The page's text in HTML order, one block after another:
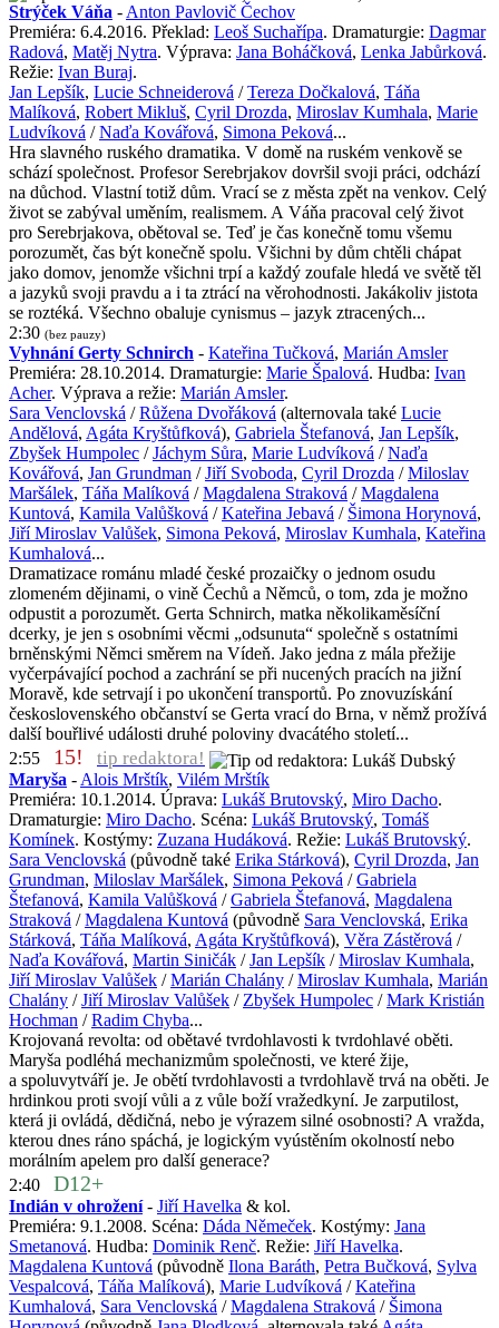
Strýček Váňa - Anton Pavlovič Čechov
Premiéra: 6.4.2016. Překlad: Leoš Suchařípa. Dramaturgie: Dagmar
Radová, Matěj Nytra. Výprava: Jana Boháčková, Lenka Jabůrková.
Režie: Ivan Buraj.
Jan Lepšík, Lucie Schneiderová /Tereza Dočkalová, Táňa
Malíková, Robert Mikluš, Cyril Drozda, Miroslav Kumhala, Marie
Ludvíková /Naďa Kovářová, Simona Peková...
Hra slavného ruského dramatika. V domě na ruském venkově se
schází společnost. Profesor Serebrjakov dovršil svoji práci, odchází
na důchod. Vlastní totiž dům. Vrací se z města zpět na venkov. Celý
život se zabýval uměním, realismem. A Váňa pracoval celý život
pro Serebrjakova, obětoval se. Teď je čas konečně tomu všemu
porozumět, čas být konečně spolu. Všichni by dům chtěli chápat
jako domov, jenomže všichni trpí a každý zoufale hledá ve světě těl
a jazyků svoji pravdu a i ta ztrácí na věrohodnosti. Jakákoliv jistota
se roztéká. Všechno obaluje cynismus – jazyk ztracených...
2:30 (bez pauzy)
Vyhnání Gerty Schnirch - Kateřina Tučková, Marián Amsler
Premiéra: 28.10.2014. Dramaturgie: Marie Špalová. Hudba: Ivan
Acher. Výprava a režie: Marián Amsler.
Sara Venclovská /Růžena Dvořáková (alternovala také Lucie
Andělová, Agáta Kryštůfková), Gabriela Štefanová, Jan Lepšík,
Zbyšek Humpolec /Jáchym Sůra, Marie Ludvíková /Naďa
Kovářová, Jan Grundman /Jiří Svoboda, Cyril Drozda /Miloslav
Maršálek, Táňa Malíková /Magdalena Straková /Magdalena
Kuntová, Kamila Valůšková /Kateřina Jebavá / Šimona Horynová,
Jiří Miroslav Valůšek, Simona Peková, Miroslav Kumhala, Kateřina
Kumhalová...
Dramatizace románu mladé české prozaičky o jednom osudu
zlomeném dějinami, o vině Čechů a Němců, o tom, zda je možno
odpustit a porozumět. Gerta Schnirch, matka několikaměsíční
dcerky, je jen s osobními věcmi „odsunuta“ společně s ostatními
brněnskými Němci směrem na Vídeň. Jako jedna z mála přežije
vyčerpávající pochod a zachrání se při nucených pracích na jižní
Moravě, kde setrvají i po ukončení transportů. Po znovuzískání
československého občanství se Gerta vrací do Brna, v němž prožívá
další bouřlivé události druhé poloviny dvacátého století...
2:55 15! tip redaktora!
Maryša - Alois Mrštík, Vilém Mrštík
Premiéra: 10.1.2014. Úprava: Lukáš Brutovský, Miro Dacho.
Dramaturgie: Miro Dacho. Scéna: Lukáš Brutovský, Tomáš
Komínek. Kostýmy: Zuzana Hudáková. Režie: Lukáš Brutovský.
Sara Venclovská (původně také Erika Stárková), Cyril Drozda, Jan
Grundman, Miloslav Maršálek, Simona Peková /Gabriela
Štefanová, Kamila Valůšková /Gabriela Štefanová, Magdalena
Straková /Magdalena Kuntová (původně Sara Venclovská, Erika
Stárková, Táňa Malíková, Agáta Kryštůfková), Věra Zástěrová /
Naďa Kovářová, Martin Siničák /Jan Lepšík /Miroslav Kumhala,
Jiří Miroslav Valůšek /Marián Chalány /Miroslav Kumhala, Marián
Chalány /Jiří Miroslav Valůšek / Zbyšek Humpolec /Mark Kristián
Hochman /Radim Chyba...
Krojovaná revolta: od obětavé tvrdohlavosti k tvrdohlavé oběti.
Maryša podléhá mechanizmům společnosti, ve které žije,
a spoluvytváří je. Je obětí tvrdohlavosti a tvrdohlavě trvá na oběti. Je
hrdinkou proti svojí vůli a z vůle boží vražedkyní. Je zarputilost,
která ji ovládá, dědičná, nebo je výrazem silné osobnosti? A vražda,
kterou dnes ráno spáchá, je logickým vyústěním okolností nebo
morálním apelem pro další generace?
2:40 D12+
Indián v ohrožení- Jiří Havelka & kol.
Premiéra: 9.1.2008. Scéna: Dáda Němeček. Kostýmy: Jana
Smetanová. Hudba: Dominik Renč. Režie: Jiří Havelka.
Magdalena Kuntová (původně Ilona Baráth, Petra Bučková, Sylva
Vespalcová, Táňa Malíková), Marie Ludvíková /Kateřina
Kumhalová, Sara Venclovská /Magdalena Straková / Šimona